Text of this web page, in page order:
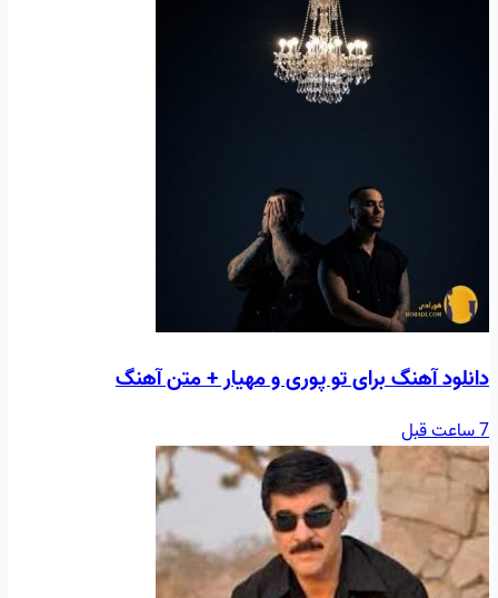
دانلود آهنگ برای تو پوری و مهیار + متن آهنگ
7 ساعت قبل